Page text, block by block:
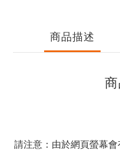
商品描述
請注意：由於網頁螢幕